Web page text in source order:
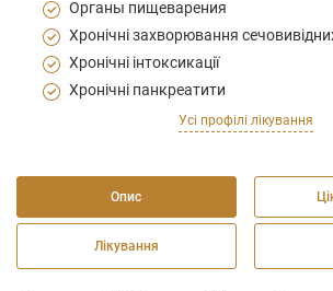
Опис
Лікування
Органы пищеварения
Хронічні захворювання
Хронічні інтоксикації
Хронічні панкреатити
Усі профілі лікування